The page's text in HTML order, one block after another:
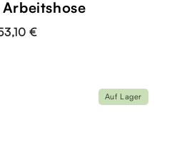
€
Auf Lager